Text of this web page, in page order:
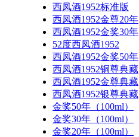
西凤酒1952标准版
西凤酒1952金尊20年
西凤酒1952金奖30年
52度西凤酒1952
西凤酒1952金奖50年
西凤酒1952铜尊典藏
西凤酒1952金尊典藏
西凤酒1952银尊典藏
金奖50年（100ml）
金奖30年（100ml）
金奖20年（100ml）